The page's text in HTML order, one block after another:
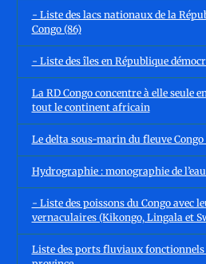
- Liste des lacs nationaux de la
Congo (86)
- Liste des îles en République
La RD Congo concentre à elle seule
tout le continent africain
Le delta sous-marin du fleuve Congo
Hydrographie : monographie de
- Liste des poissons du Congo avec
vernaculaires (Kikongo, Lingala et
Liste des ports fluviaux